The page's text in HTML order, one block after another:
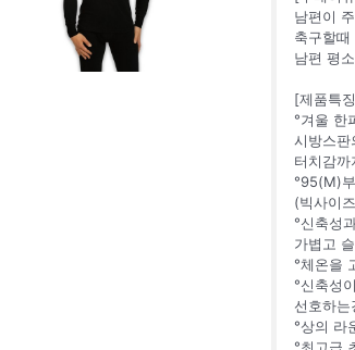
남편이
축구할
남편 평
[제품특
°겨울 한
시방스판
터치감까
°95(M)
(빅사이
°신축성
가볍고
°체온을
°신축성
선호하
°상의 라